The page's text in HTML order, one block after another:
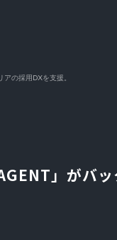
の採用DXを支援。
」がバッ